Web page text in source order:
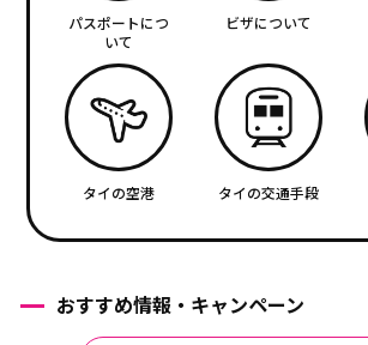
パスポートにつ
いて
ビザについて
タイの空港 タイの交通手段
おすすめ情報・キャンペーン